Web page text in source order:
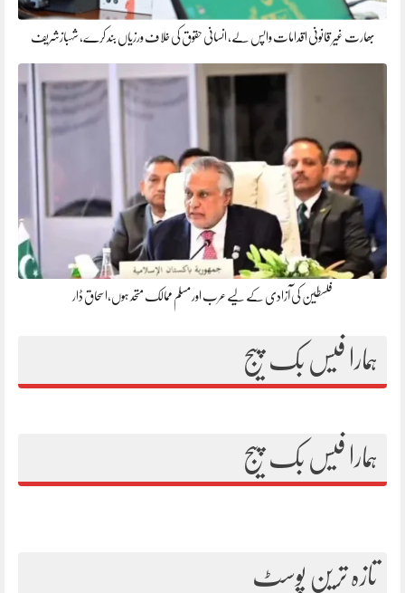
بھارت غیر قانونی اقدامات واپس لے، انسانی حقوق کی خلاف ورزیاں بند کرے، شہبازشریف
فلسطین کی آزادی کے لیے عرب اور مسلم ممالک متحد ہوں،اسحاق ڈار
ہمارا فیس بک پیج
ہمارا فیس بک پیج
تازہ ترین پوسٹ